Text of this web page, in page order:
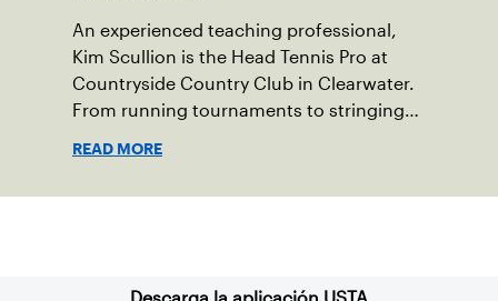
An experienced teaching professional,
Kim Scullion is the Head Tennis Pro at
Countryside Country Club in Clearwater.
From running tournaments to stringing
READ MORE